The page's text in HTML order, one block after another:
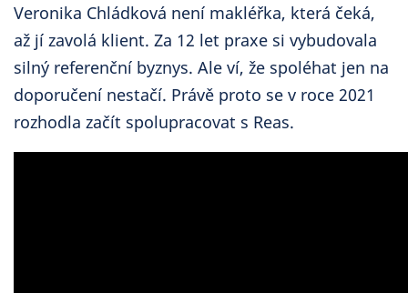
Veronika Chládková není makléřka, která čeká,
až jí zavolá klient. Za 12 let praxe si vybudovala
silný referenční byznys. Ale ví, že spoléhat jen na
doporučení nestačí. Právě proto se v roce 2021
rozhodla začít spolupracovat s Reas.